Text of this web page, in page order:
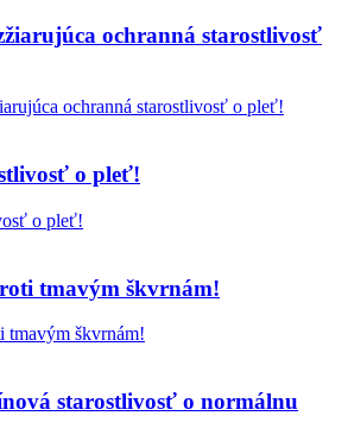
ochranná starostlivosť
o pleť!
tmavým škvrnám!
starostlivosť o normálnu